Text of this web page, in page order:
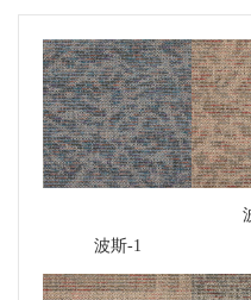
波斯-1